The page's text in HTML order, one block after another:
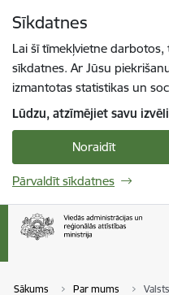
Sīkdatnes
Lai šī tīmekļvietne
sīkdatnes. Ar Jūsu
izmantotas statistikas un
Lūdzu, atzīmējiet savu
Noraidīt
Pārvaldīt sīkdatnes
Sākums Par mums